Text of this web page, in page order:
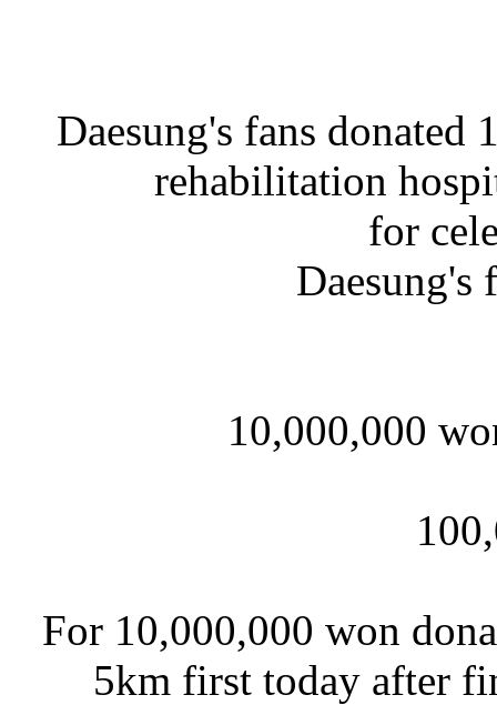
Daesung's fans
rehabilitation
for
Daesung's
10,000,000
For 10,000,000 won
5km first today after